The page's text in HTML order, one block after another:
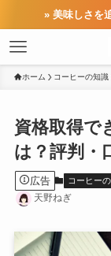
» 美味しさを
ホーム コーヒーの知識
資格取得で
は？評判・
広告 コーヒー
天野ねぎ